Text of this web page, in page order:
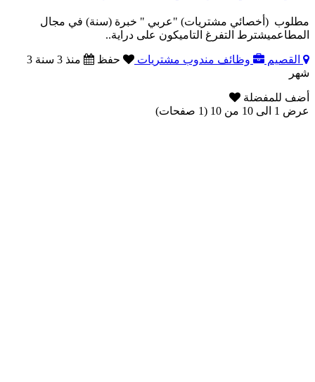
مطلوب (أخصائي مشتريات) "عربي " خبرة (سنة) في مجال
المطاعميشترط التفرغ التاميكون على دراية..
القصيم وظائف مندوب مشتريات حفظ
منذ 3 سنة 3
شهر
أضف للمفضلة
عرض 1 الى 10 من 10 (1 صفحات)